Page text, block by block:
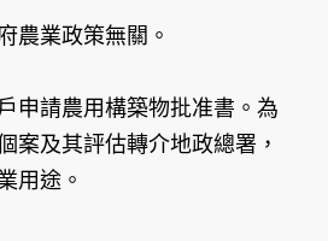
農業政策無關。
申請農用構築物批准書。為
案及其評估轉介地政總署，
用途。